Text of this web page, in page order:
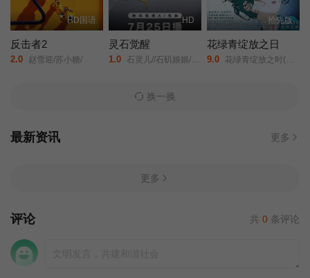
HD国语
反击者2
2.0 赵雪迎/苏小糖/
HD
灵石觉醒
1.0 石灵儿//石矶娘娘/太白金星/牛魔王/
抢先版
花绿青绽放之日
9.0 花绿青绽放之时(港/台)/新的黎明/A New Dawn/Une aube nouvelle/
换一换
最新资讯 更多
更多
评论 共 0 条评论